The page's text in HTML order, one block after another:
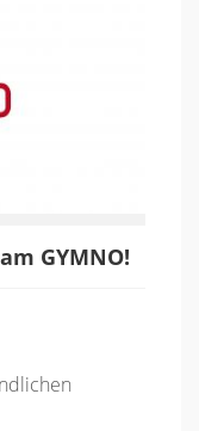
GYMNO!